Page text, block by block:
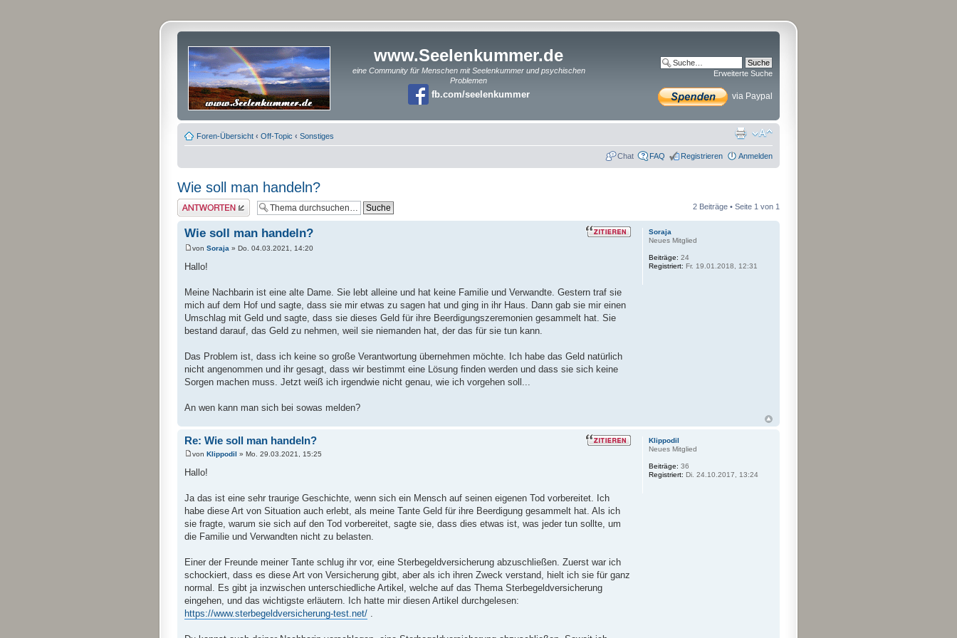
www.Seelenkummer.de
eine Community für Menschen mit Seelenkummer und psychischen
Problemen
fb.com/seelenkummer
Erweiterte Suche
via Paypal
Foren-Übersicht ‹ Off-Topic ‹ Sonstiges
Chat FAQ Registrieren Anmelden
Wie soll man handeln?
Antwort erstellen 2 Beiträge • Seite 1 von 1
Wie soll man handeln?
von Soraja » Do. 04.03.2021, 14:20
Hallo!
Meine Nachbarin ist eine alte Dame. Sie lebt alleine und hat keine Familie und Verwandte. Gestern traf sie
mich auf dem Hof und sagte, dass sie mir etwas zu sagen hat und ging in ihr Haus. Dann gab sie mir einen
Umschlag mit Geld und sagte, dass sie dieses Geld für ihre Beerdigungszeremonien gesammelt hat. Sie
bestand darauf, das Geld zu nehmen, weil sie niemanden hat, der das für sie tun kann.
Das Problem ist, dass ich keine so große Verantwortung übernehmen möchte. Ich habe das Geld natürlich
nicht angenommen und ihr gesagt, dass wir bestimmt eine Lösung finden werden und dass sie sich keine
Sorgen machen muss. Jetzt weiß ich irgendwie nicht genau, wie ich vorgehen soll...
An wen kann man sich bei sowas melden?
Soraja
Neues Mitglied
Beiträge: 24
Registriert: Fr. 19.01.2018, 12:31
Re: Wie soll man handeln?
von Klippodil » Mo. 29.03.2021, 15:25
Hallo!
Ja das ist eine sehr traurige Geschichte, wenn sich ein Mensch auf seinen eigenen Tod vorbereitet. Ich
habe diese Art von Situation auch erlebt, als meine Tante Geld für ihre Beerdigung gesammelt hat. Als ich
sie fragte, warum sie sich auf den Tod vorbereitet, sagte sie, dass dies etwas ist, was jeder tun sollte, um
die Familie und Verwandten nicht zu belasten.
Einer der Freunde meiner Tante schlug ihr vor, eine Sterbegeldversicherung abzuschließen. Zuerst war ich
schockiert, dass es diese Art von Versicherung gibt, aber als ich ihren Zweck verstand, hielt ich sie für ganz
normal. Es gibt ja inzwischen unterschiedliche Artikel, welche auf das Thema Sterbegeldversicherung
eingehen, und das wichtigste erläutern. Ich hatte mir diesen Artikel durchgelesen:
https://www.sterbegeldversicherung-test.net/ .
Klippodil
Neues Mitglied
Beiträge: 36
Registriert: Di. 24.10.2017, 13:24